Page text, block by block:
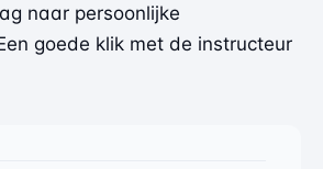
naar persoonlijke
goede klik met de instructeur